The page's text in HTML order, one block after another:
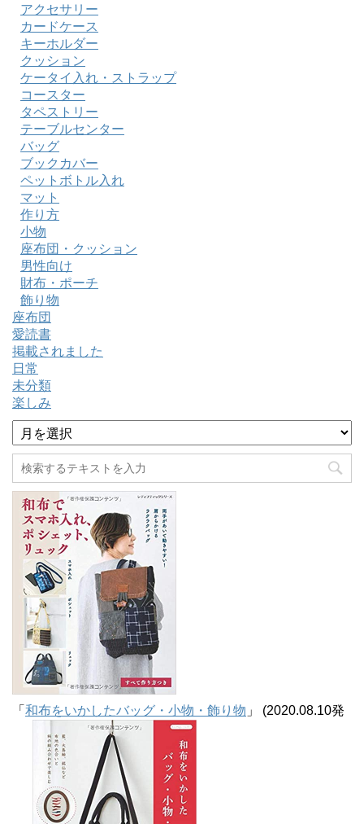
アクセサリー
カードケース
キーホルダー
クッション
ケータイ入れ・ストラップ
コースター
タペストリー
テーブルセンター
バッグ
ブックカバー
ペットボトル入れ
マット
作り方
小物
座布団・クッション
男性向け
財布・ポーチ
飾り物
座布団
愛読書
掲載されました
日常
未分類
楽しみ
ア
ー
カ
イ
ブ
「 和布をいかしたバッグ・小物・飾り物 」 (2020.08.10発